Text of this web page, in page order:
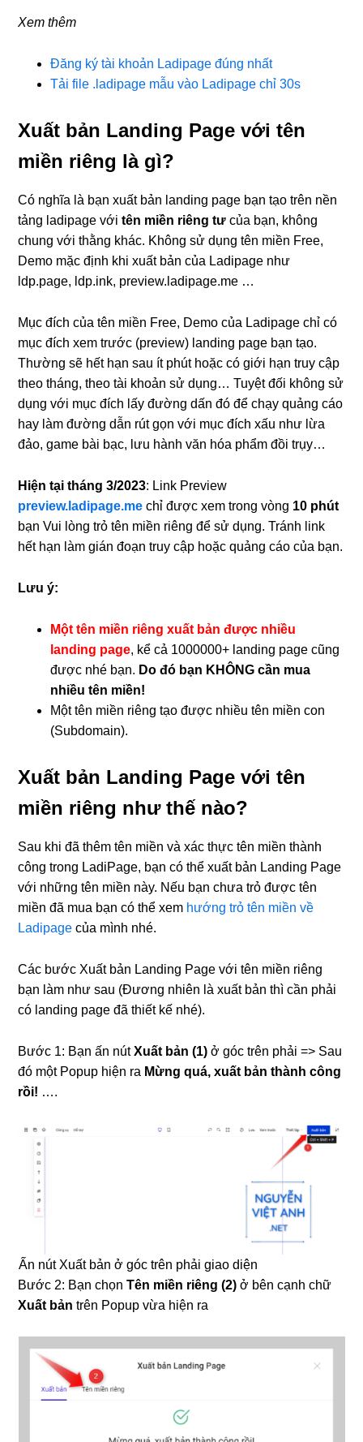
Xem thêm
Đăng ký tài khoản Ladipage đúng nhất
Tải file .ladipage mẫu vào Ladipage chỉ 30s
Xuất bản Landing Page với tên
miền riêng là gì?
Có nghĩa là bạn xuất bản landing page bạn tạo trên nền
tảng ladipage vớitên miền riêng tư của bạn, không
chung với thằng khác. Không sử dụng tên miền Free,
Demo mặc định khi xuất bản của Ladipage như
ldp.page, ldp.ink, preview.ladipage.me …
Mục đích của tên miền Free, Demo của Ladipage chỉ có
mục đích xem trước (preview) landing page bạn tạo.
Thường sẽ hết hạn sau ít phút hoặc có giới hạn truy cập
theo tháng, theo tài khoản sử dụng… Tuyệt đối không sử
dụng với mục đích lấy đường dấn đó để chạy quảng cáo
hay làm đường dẫn rút gọn với mục đích xấu như lừa
đảo, game bài bạc, lưu hành văn hóa phẩm đồi trụy…
Hiện tại tháng 3/2023: Link Preview
preview.ladipage.me chỉ được xem trong vòng 10 phút
bạn Vui lòng trỏ tên miền riêng để sử dụng. Tránh link
hết hạn làm gián đoạn truy cập hoặc quảng cáo của bạn.
Lưu ý:
Một tên miền riêng xuất bản được nhiều
landing page, kể cả 1000000+ landing page cũng
được nhé bạn. Do đó bạn KHÔNG cần mua
nhiều tên miền!
Một tên miền riêng tạo được nhiều tên miền con
(Subdomain).
Xuất bản Landing Page với tên
miền riêng như thế nào?
Sau khi đã thêm tên miền và xác thực tên miền thành
công trong LadiPage, bạn có thể xuất bản Landing Page
với những tên miền này. Nếu bạn chưa trỏ được tên
miền đã mua bạn có thể xem hướng trỏ tên miền về
Ladipage của mình nhé.
Các bước Xuất bản Landing Page với tên miền riêng
bạn làm như sau (Đương nhiên là xuất bản thì cần phải
có landing page đã thiết kế nhé).
Bước 1: Bạn ấn nútXuất bản (1) ở góc trên phải => Sau
đó một Popup hiện ra Mừng quá, xuất bản thành công
rồi! ….
Ấn nút Xuất bản ở góc trên phải giao diện
Bước 2: Bạn chọnTên miền riêng (2) ở bên cạnh chữ
Xuất bản trên Popup vừa hiện ra